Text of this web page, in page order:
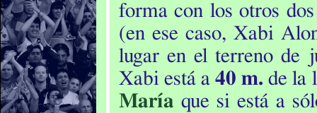
forma con los otros
(en ese caso, Xabi
lugar en el terreno de
Xabi está a40 m. de la
María que si está a